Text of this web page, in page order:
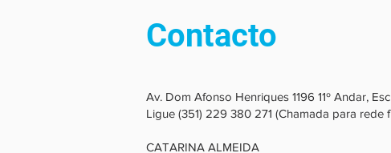
Contacto
Av. Dom Afonso Henriques 1196 11º Andar,
Ligue (351) 229 380 271 (Chamada para rede
CATARINA ALMEIDA